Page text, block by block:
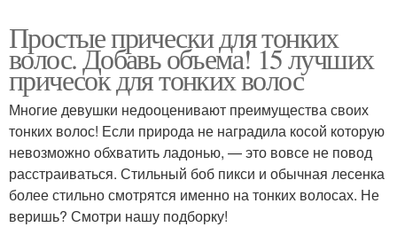
Простые прически для тонких
волос. Добавь объема! 15 лучших
причесок для тонких волос
Многие девушки недооценивают преимущества своих
тонких волос! Если природа не наградила косой которую
невозможно обхватить ладонью, — это вовсе не повод
расстраиваться. Стильный боб пикси и обычная лесенка
более стильно смотрятся именно на тонких волосах. Не
веришь? Смотри нашу подборку!